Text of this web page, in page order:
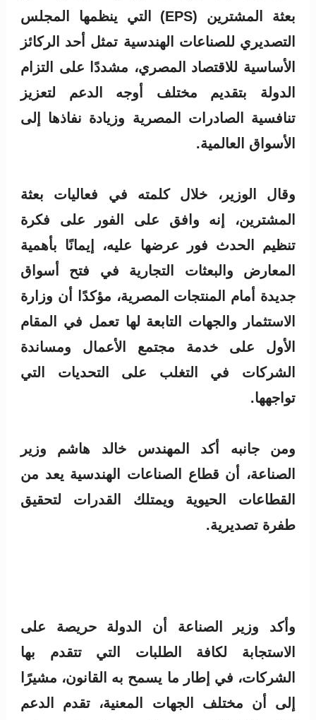
بعثة المشترين (EPS) التي ينظمها المجلس
التصديري للصناعات الهندسية تمثل أحد الركائز
الأساسية للاقتصاد المصري، مشددًا على التزام
الدولة بتقديم مختلف أوجه الدعم لتعزيز
تنافسية الصادرات المصرية وزيادة نفاذها إلى
الأسواق العالمية.
وقال الوزير، خلال كلمته في فعاليات بعثة
المشترين، إنه وافق على الفور على فكرة
تنظيم الحدث فور عرضها عليه، إيمانًا بأهمية
المعارض والبعثات التجارية في فتح أسواق
جديدة أمام المنتجات المصرية، مؤكدًا أن وزارة
الاستثمار والجهات التابعة لها تعمل في المقام
الأول على خدمة مجتمع الأعمال ومساندة
الشركات في التغلب على التحديات التي
تواجهها.
ومن جانبه أكد المهندس خالد هاشم وزير
الصناعة، أن قطاع الصناعات الهندسية يعد من
القطاعات الحيوية ويمتلك القدرات لتحقيق
طفرة تصديرية.
وأكد وزير الصناعة أن الدولة حريصة على
الاستجابة لكافة الطلبات التي تتقدم بها
الشركات، في إطار ما يسمح به القانون، مشيرًا
إلى أن مختلف الجهات المعنية، تقدم الدعم